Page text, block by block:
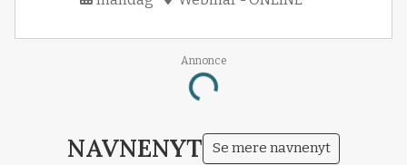
Annonce
Loading...
NAVNENYT Se mere navnenyt